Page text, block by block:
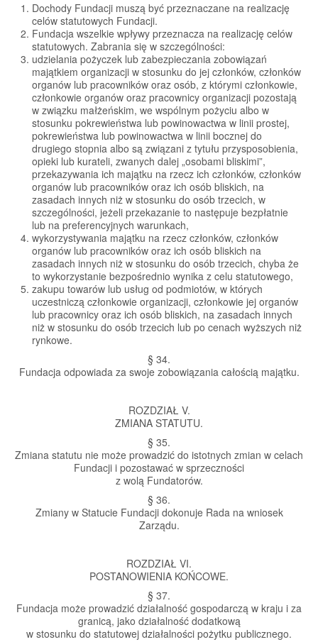
Dochody Fundacji muszą być przeznaczane na realizację
celów statutowych Fundacji.
Fundacja wszelkie wpływy przeznacza na realizację celów
statutowych. Zabrania się w szczególności:
udzielania pożyczek lub zabezpieczania zobowiązań
majątkiem organizacji w stosunku do jej członków, członków
organów lub pracowników oraz osób, z którymi członkowie,
członkowie organów oraz pracownicy organizacji pozostają
w związku małżeńskim, we wspólnym pożyciu albo w
stosunku pokrewieństwa lub powinowactwa w linii prostej,
pokrewieństwa lub powinowactwa w linii bocznej do
drugiego stopnia albo są związani z tytułu przysposobienia,
opieki lub kurateli, zwanych dalej „osobami bliskimi”,
przekazywania ich majątku na rzecz ich członków, członków
organów lub pracowników oraz ich osób bliskich, na
zasadach innych niż w stosunku do osób trzecich, w
szczególności, jeżeli przekazanie to następuje bezpłatnie
lub na preferencyjnych warunkach,
wykorzystywania majątku na rzecz członków, członków
organów lub pracowników oraz ich osób bliskich na
zasadach innych niż w stosunku do osób trzecich, chyba że
to wykorzystanie bezpośrednio wynika z celu statutowego,
zakupu towarów lub usług od podmiotów, w których
uczestniczą członkowie organizacji, członkowie jej organów
lub pracownicy oraz ich osób bliskich, na zasadach innych
niż w stosunku do osób trzecich lub po cenach wyższych niż
rynkowe.
§ 34.
Fundacja odpowiada za swoje zobowiązania całością majątku.
ROZDZIAŁ V.
ZMIANA STATUTU.
§ 35.
Zmiana statutu nie może prowadzić do istotnych zmian w celach
Fundacji i pozostawać w sprzeczności
z wolą Fundatorów.
§ 36.
Zmiany w Statucie Fundacji dokonuje Rada na wniosek
Zarządu.
ROZDZIAŁ VI.
POSTANOWIENIA KOŃCOWE.
§ 37.
Fundacja może prowadzić działalność gospodarczą w kraju i za
granicą, jako działalność dodatkową
w stosunku do statutowej działalności pożytku publicznego.